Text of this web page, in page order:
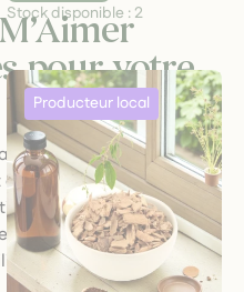
M’Aimer
pour votre
desproducteurs locaux
cycles naturels et des
est réalisée avec soin
la nature, au service
Stock disponible : 2